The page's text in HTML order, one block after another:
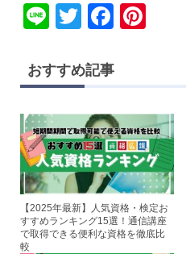
Li
e
T
tt
er
F
c
b
o
o
k
st
おすすめ記事
【2025年最新】人気資格・検定お
すすめランキング15選！通信講座
で取得できる便利な資格を徹底比
較